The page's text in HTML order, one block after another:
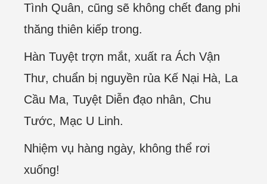
Tình Quân, cũng sẽ không chết đang phi
thăng thiên kiếp trong.
Hàn Tuyệt trợn mắt, xuất ra Ách Vận
Thư, chuẩn bị nguyền rủa Kế Nại Hà, La
Cầu Ma, Tuyệt Diễn đạo nhân, Chu
Tước, Mạc U Linh.
Nhiệm vụ hàng ngày, không thể rơi
xuống!